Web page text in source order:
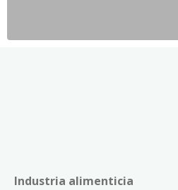
Industria alimenticia